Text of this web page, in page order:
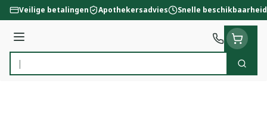
Ga naar de inhoud
Veilige betalingen Apothekersadvies Snelle beschikbaarheid
Menu
Product, merk, categorie...
Zoek